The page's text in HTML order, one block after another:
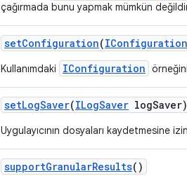
çağırmada bunu yapmak mümkün
setConfiguration(IConfiguration
Kullanımdaki IConfiguration
setLogSaver(ILogSaver logSaver)
Uygulayıcının dosyaları kaydetmesine
supportGranularResults()